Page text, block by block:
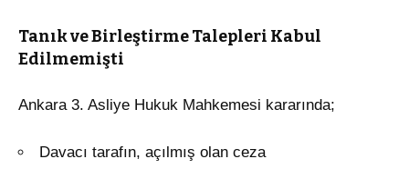
Tanık ve Birleştirme Talepleri Kabul
Edilmemişti
Ankara 3. Asliye Hukuk Mahkemesi kararında;
Davacı tarafın, açılmış olan ceza